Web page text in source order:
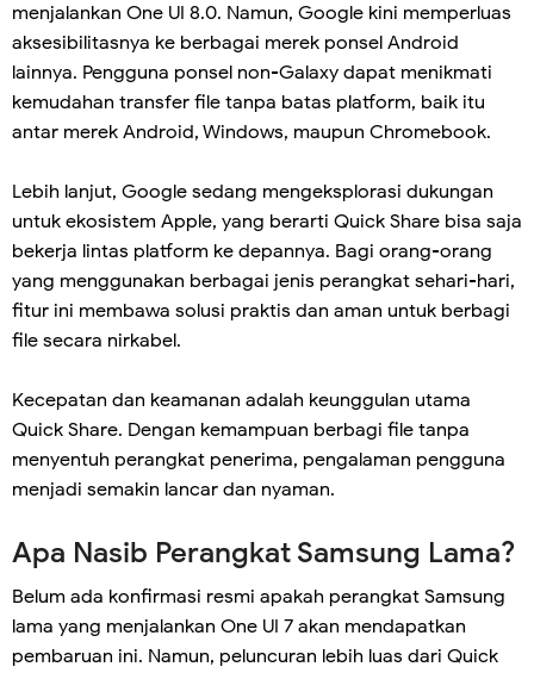
menjalankan One UI 8.0. Namun, Google kini memperluas
aksesibilitasnya ke berbagai merek ponsel Android
lainnya. Pengguna ponsel non-Galaxy dapat menikmati
kemudahan transfer file tanpa batas platform, baik itu
antar merek Android, Windows, maupun Chromebook.
Lebih lanjut, Google sedang mengeksplorasi dukungan
untuk ekosistem Apple, yang berarti Quick Share bisa saja
bekerja lintas platform ke depannya. Bagi orang-orang
yang menggunakan berbagai jenis perangkat sehari-hari,
fitur ini membawa solusi praktis dan aman untuk berbagi
file secara nirkabel.
Kecepatan dan keamanan adalah keunggulan utama
Quick Share. Dengan kemampuan berbagi file tanpa
menyentuh perangkat penerima, pengalaman pengguna
menjadi semakin lancar dan nyaman.
Apa Nasib Perangkat Samsung Lama?
Belum ada konfirmasi resmi apakah perangkat Samsung
lama yang menjalankan One UI 7 akan mendapatkan
pembaruan ini. Namun, peluncuran lebih luas dari Quick